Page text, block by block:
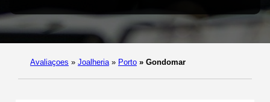
Avaliaçoes » Joalheria » Porto » Gondomar